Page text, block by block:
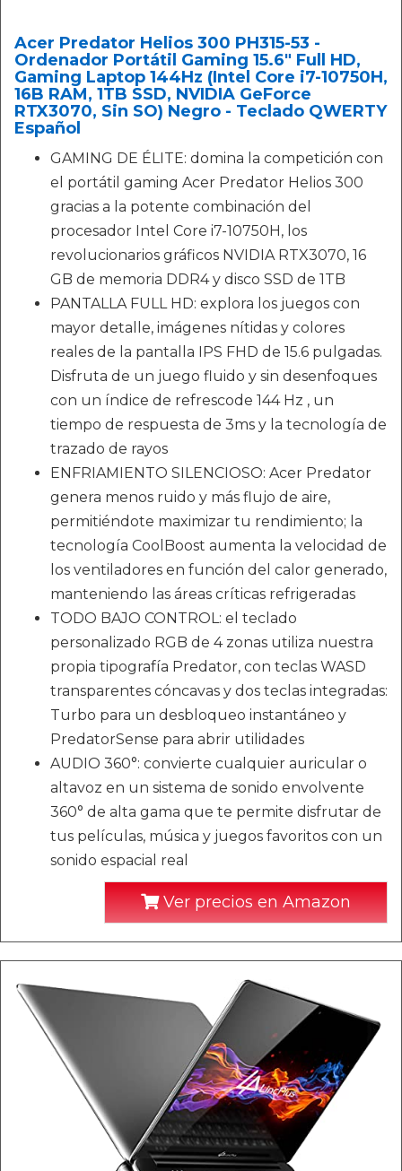
Acer Predator Helios 300 PH315-53 -
Ordenador Portátil Gaming 15.6" Full HD,
Gaming Laptop 144Hz (Intel Core i7-10750H,
16B RAM, 1TB SSD, NVIDIA GeForce
RTX3070, Sin SO) Negro - Teclado QWERTY
Español
GAMING DE ÉLITE: domina la competición con
el portátil gaming Acer Predator Helios 300
gracias a la potente combinación del
procesador Intel Core i7-10750H, los
revolucionarios gráficos NVIDIA RTX3070, 16
GB de memoria DDR4 y disco SSD de 1TB
PANTALLA FULL HD: explora los juegos con
mayor detalle, imágenes nítidas y colores
reales de la pantalla IPS FHD de 15.6 pulgadas.
Disfruta de un juego fluido y sin desenfoques
con un índice de refrescode 144 Hz , un
tiempo de respuesta de 3ms y la tecnología de
trazado de rayos
ENFRIAMIENTO SILENCIOSO: Acer Predator
genera menos ruido y más flujo de aire,
permitiéndote maximizar tu rendimiento; la
tecnología CoolBoost aumenta la velocidad de
los ventiladores en función del calor generado,
manteniendo las áreas críticas refrigeradas
TODO BAJO CONTROL: el teclado
personalizado RGB de 4 zonas utiliza nuestra
propia tipografía Predator, con teclas WASD
transparentes cóncavas y dos teclas integradas:
Turbo para un desbloqueo instantáneo y
PredatorSense para abrir utilidades
AUDIO 360°: convierte cualquier auricular o
altavoz en un sistema de sonido envolvente
360° de alta gama que te permite disfrutar de
tus películas, música y juegos favoritos con un
sonido espacial real
Ver precios en Amazon